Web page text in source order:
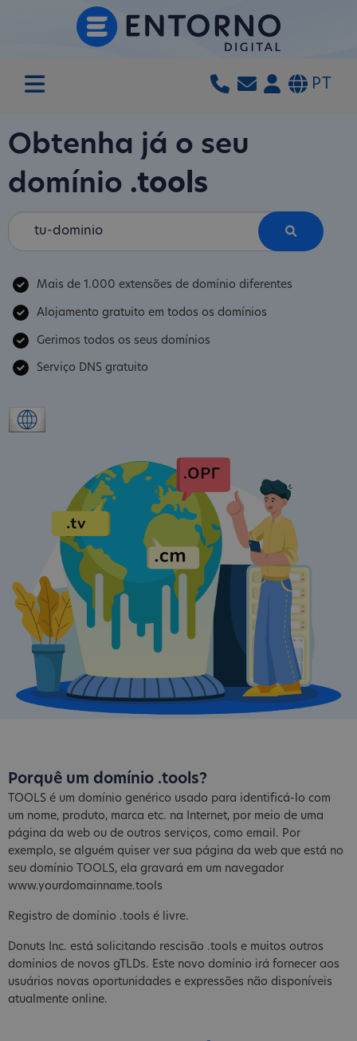
PT
Obtenha já o seu
domínio .tools
Mais de 1.000 extensões de domínio diferentes
Alojamento gratuito em todos os domínios
Gerimos todos os seus domínios
Serviço DNS gratuito
Porquê um domínio .tools?
TOOLS é um domínio genérico usado para identificá-lo com
um nome, produto, marca etc. na Internet, por meio de uma
página da web ou de outros serviços, como email. Por
exemplo, se alguém quiser ver sua página da web que está no
seu domínio TOOLS, ela gravará em um navegador
www.yourdomainname.tools
Registro de domínio .tools é livre.
Donuts Inc. está solicitando rescisão .tools e muitos outros
domínios de novos gTLDs. Este novo domínio irá fornecer aos
usuários novas oportunidades e expressões não disponíveis
atualmente online.